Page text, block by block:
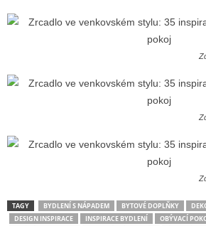
TAGY BYDLENÍ S NÁPADEM BYTOVÉ DOPLŇKY
DESIGN INSPIRACE
INSPIRACE BYDLENÍ
OBÝVACÍ